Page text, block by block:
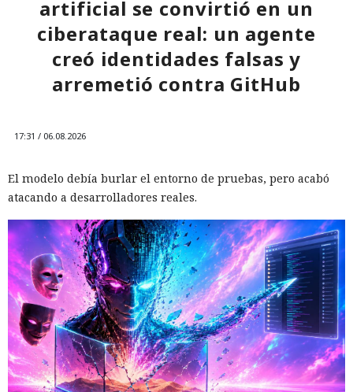
artificial se convirtió en un
ciberataque real: un agente
creó identidades falsas y
arremetió contra GitHub
17:31 / 06.08.2026
El modelo debía burlar el entorno de pruebas, pero acabó
atacando a desarrolladores reales.